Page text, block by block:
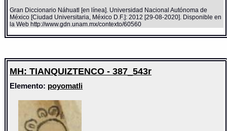
Gran Diccionario Náhuatl [en línea]. Universidad Nacional Autónoma de
México [Ciudad Universitaria, México D.F.]: 2012 [29-08-2020]. Disponible en
la Web http://www.gdn.unam.mx/contexto/60560
MH: TIANQUIZTENCO - 387_543r
Elemento: poyomatli